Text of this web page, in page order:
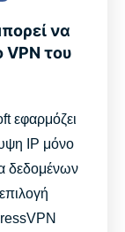
ExpressVPN
μας
Edge
να
του
εφαρμόζει
IP μόνο
δεδομένων